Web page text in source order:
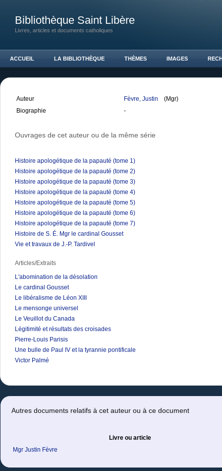
Bibliothèque Saint Libère
Livres, articles et documents catholiques
ACCUEIL LA BIBLIOTHÈQUE THÈMES IMAGES
Auteur Fèvre, Justin
(Mgr)
Biographie
-
Ouvrages de cet auteur ou de la même série
Histoire apologétique de la papauté (tome 1)
Histoire apologétique de la papauté (tome 2)
Histoire apologétique de la papauté (tome 3)
Histoire apologétique de la papauté (tome 4)
Histoire apologétique de la papauté (tome 5)
Histoire apologétique de la papauté (tome 6)
Histoire apologétique de la papauté (tome 7)
Histoire de S. É. Mgr le cardinal Gousset
Vie et travaux de J.-P. Tardivel
Articles/Extraits
L'abomination de la désolation
Le cardinal Gousset
Le libéralisme de Léon XIII
Le mensonge universel
Le Veuillot du Canada
Légitimité et résultats des croisades
Pierre-Louis Parisis
Une bulle de Paul IV et la tyrannie pontificale
Victor Palmé
Autres documents relatifs à cet auteur ou à ce document
Livre ou article
Mgr Justin Fèvre